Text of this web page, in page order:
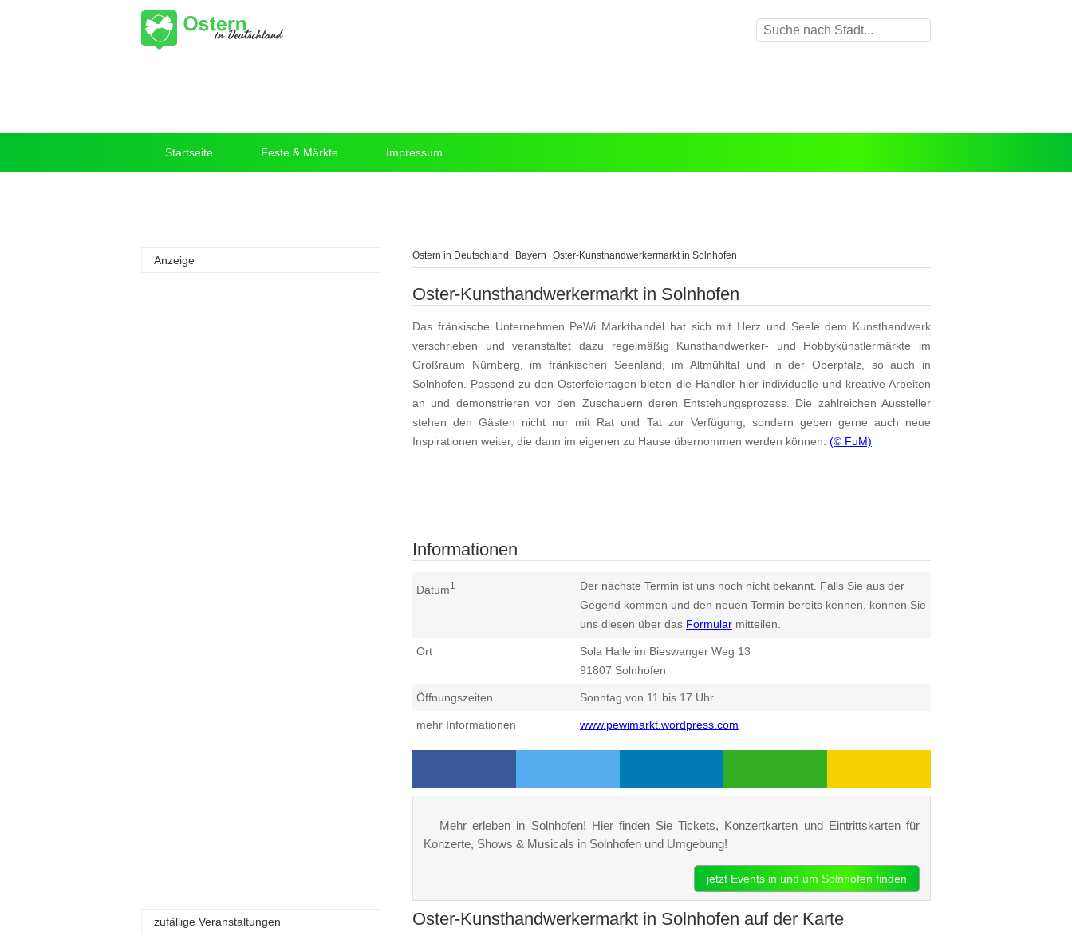
Startseite Feste & Märkte Impressum
Ostern in Deutschland Bayern Oster-Kunsthandwerkermarkt in Solnhofen
Oster-Kunsthandwerkermarkt in Solnhofen
Das fränkische Unternehmen PeWi Markthandel hat sich mit Herz und Seele dem Kunsthandwerk
verschrieben und veranstaltet dazu regelmäßig Kunsthandwerker- und Hobbykünstlermärkte im
Großraum Nürnberg, im fränkischen Seenland, im Altmühltal und in der Oberpfalz, so auch in
Solnhofen. Passend zu den Osterfeiertagen bieten die Händler hier individuelle und kreative Arbeiten
an und demonstrieren vor den Zuschauern deren Entstehungsprozess. Die zahlreichen Aussteller
stehen den Gästen nicht nur mit Rat und Tat zur Verfügung, sondern geben gerne auch neue
Inspirationen weiter, die dann im eigenen zu Hause übernommen werden können. (© FuM)
Informationen
Datum1
Der nächste Termin ist uns noch nicht bekannt. Falls Sie aus der
Gegend kommen und den neuen Termin bereits kennen, können Sie
uns diesen über das Formular mitteilen.
Ort
Sola Halle im Bieswanger Weg 13
91807 Solnhofen
Öffnungszeiten Sonntag von 11 bis 17 Uhr
mehr Informationen www.pewimarkt.wordpress.com
Mehr erleben in Solnhofen! Hier finden Sie Tickets, Konzertkarten und Eintrittskarten für
Konzerte, Shows & Musicals in Solnhofen und Umgebung!
jetzt Events in und um Solnhofen finden
Anzeige
Oster-Kunsthandwerkermarkt in Solnhofen auf der Karte
zufällige Veranstaltungen